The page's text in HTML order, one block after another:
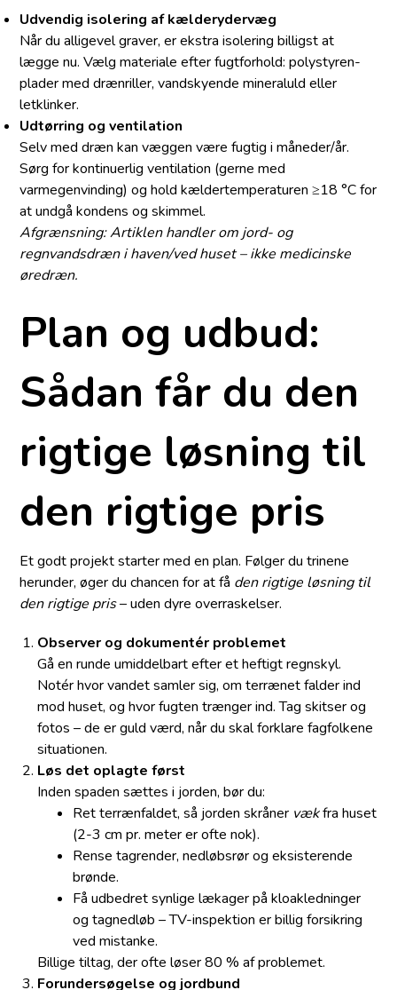
Udvendig isolering af kælderydervæg
Når du alligevel graver, er ekstra isolering billigst at
lægge nu. Vælg materiale efter fugtforhold: polystyren­
plader med drænriller, vandskyende mineraluld eller
letklinker.
Udtørring og ventilation
Selv med dræn kan væggen være fugtig i måneder/år.
Sørg for kontinuerlig ventilation (gerne med
varmegenvinding) og hold kældertemperaturen ≥18 °C for
at undgå kondens og skimmel.
Afgrænsning: Artiklen handler om jord- og
regnvandsdræn i haven/ved huset – ikke medicinske
øredræn.
Plan og udbud:
Sådan får du den
rigtige løsning til
den rigtige pris
Et godt projekt starter med en plan. Følger du trinene
herunder, øger du chancen for at få den rigtige løsning til
den rigtige pris– uden dyre overraskelser.
Observer og dokumentér problemet
Gå en runde umiddelbart efter et heftigt regnskyl.
Notér hvor vandet samler sig, om terrænet falder ind
mod huset, og hvor fugten trænger ind. Tag skitser og
fotos – de er guld værd, når du skal forklare fagfolkene
situationen.
Løs det oplagte først
Inden spaden sættes i jorden, bør du:
Ret terrænfaldet, så jorden skråner vækfra huset
(2-3 cm pr. meter er ofte nok).
Rense tagrender, nedløbsrør og eksisterende
brønde.
Få udbedret synlige lækager på kloakledninger
og tagnedløb – TV-inspektion er billig forsikring
ved mistanke.
Billige tiltag, der ofte løser 80 % af problemet.
Forundersøgelse og jordbund